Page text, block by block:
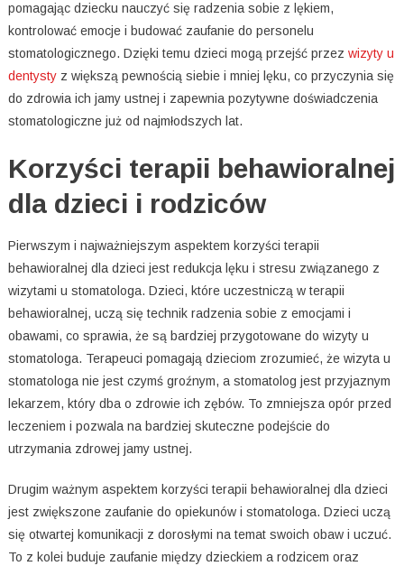
pomagając dziecku nauczyć się radzenia sobie z lękiem,
kontrolować emocje i budować zaufanie do personelu
stomatologicznego. Dzięki temu dzieci mogą przejść przez wizyty u
dentystyz większą pewnością siebie i mniej lęku, co przyczynia się
do zdrowia ich jamy ustnej i zapewnia pozytywne doświadczenia
stomatologiczne już od najmłodszych lat.
Korzyści terapii behawioralnej
dla dzieci i rodziców
Pierwszym i najważniejszym aspektem korzyści terapii
behawioralnej dla dzieci jest redukcja lęku i stresu związanego z
wizytami u stomatologa. Dzieci, które uczestniczą w terapii
behawioralnej, uczą się technik radzenia sobie z emocjami i
obawami, co sprawia, że są bardziej przygotowane do wizyty u
stomatologa. Terapeuci pomagają dzieciom zrozumieć, że wizyta u
stomatologa nie jest czymś groźnym, a stomatolog jest przyjaznym
lekarzem, który dba o zdrowie ich zębów. To zmniejsza opór przed
leczeniem i pozwala na bardziej skuteczne podejście do
utrzymania zdrowej jamy ustnej.
Drugim ważnym aspektem korzyści terapii behawioralnej dla dzieci
jest zwiększone zaufanie do opiekunów i stomatologa. Dzieci uczą
się otwartej komunikacji z dorosłymi na temat swoich obaw i uczuć.
To z kolei buduje zaufanie między dzieckiem a rodzicem oraz